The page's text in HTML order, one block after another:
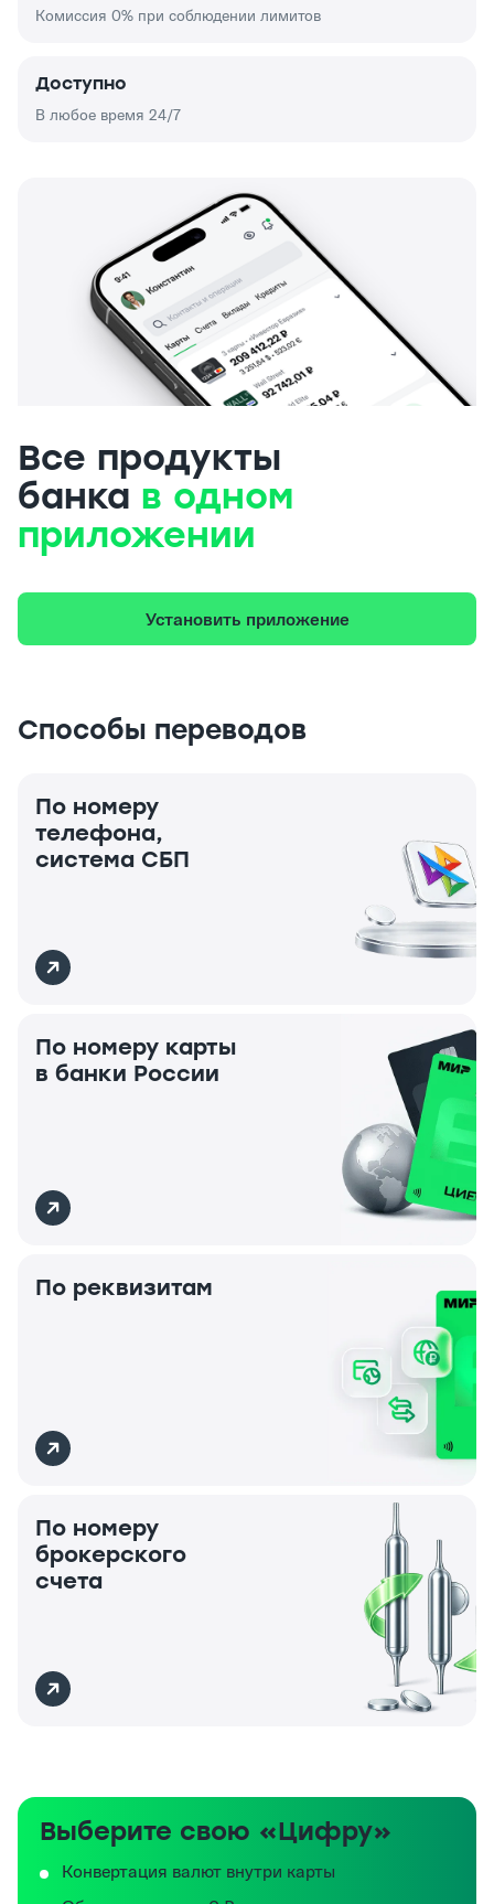
Комиссия 0% при соблюдении лимитов
Доступно
В любое время 24/7
Все продукты
банка в одном
приложении
Установить приложение
Способы переводов
По номеру
телефона,
система СБП
По номеру карты
в банки России
По реквизитам
По номеру
брокерского
счета
Выберите свою «Цифру»
Конвертация валют внутри карты